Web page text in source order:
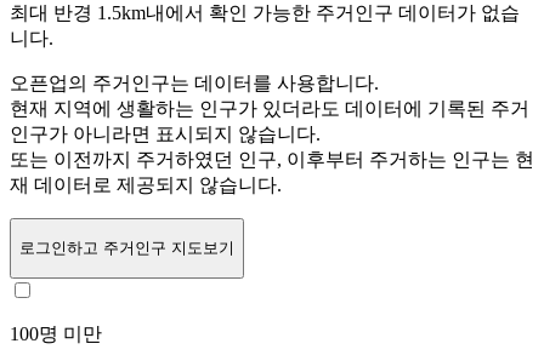
최대 반경 1.5km내에서 확인 가능한 주거인구 데이터가 없습
니다.
오픈업의 주거인구는 데이터를 사용합니다.
현재 지역에 생활하는 인구가 있더라도 데이터에 기록된 주거
인구가 아니라면 표시되지 않습니다.
또는 이전까지 주거하였던 인구, 이후부터 주거하는 인구는 현
재 데이터로 제공되지 않습니다.
로그인하고 주거인구 지도보기
100명 미만